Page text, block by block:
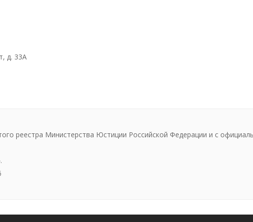
д. 33А
реестра Министерства Юстиции Российской Федерации и с